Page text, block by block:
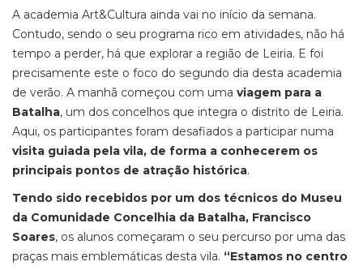
A academia Art&Cultura ainda vai no início da semana.
Contudo, sendo o seu programa rico em atividades, não há
tempo a perder, há que explorar a região de Leiria. E foi
precisamente este o foco do segundo dia desta academia
de verão. A manhã começou com uma viagem para a
Batalha, um dos concelhos que integra o distrito de Leiria.
Aqui, os participantes foram desafiados a participar numa
visita guiada pela vila, de forma a conhecerem os
principais pontos de atração histórica.
Tendo sido recebidos por um dos técnicos do Museu
da Comunidade Concelhia da Batalha, Francisco
Soares, os alunos começaram o seu percurso por uma das
praças mais emblemáticas desta vila. “Estamos no centro